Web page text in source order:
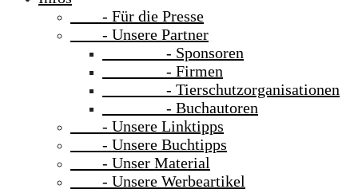
- Für die Presse
- Unsere Partner
- Sponsoren
- Firmen
- Tierschutzorganisationen
- Buchautoren
- Unsere Linktipps
- Unsere Buchtipps
- Unser Material
- Unsere Werbeartikel